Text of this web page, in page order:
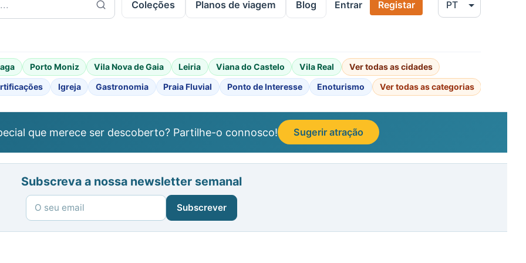
Coleções Planos de viagem Blog Entrar Registar
Porto Moniz Vila Nova de Gaia Leiria Viana do Castelo Vila Real
Ver todas as cidades
Igreja Gastronomia Praia Fluvial Ponto de Interesse Enoturismo Ver todas as categorias
que merece ser descoberto? Partilhe-o connosco! Sugerir atração
Subscreva a nossa newsletter semanal
Subscrever